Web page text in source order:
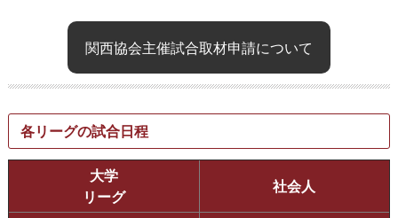
関西協会主催試合取材申請について
各リーグの試合日程
大学
リーグ
社会人